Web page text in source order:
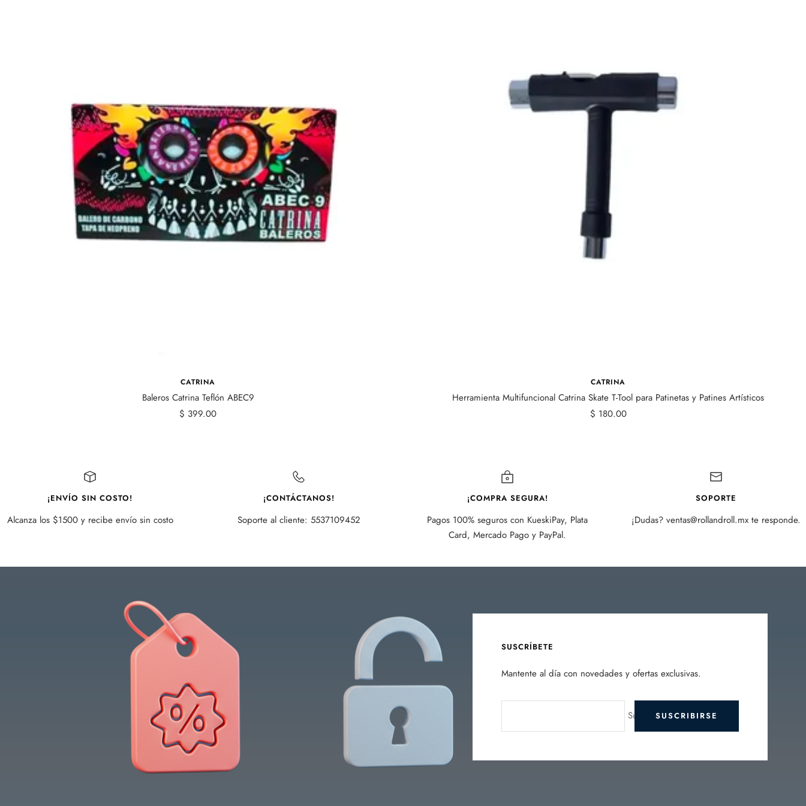
CATRINA
Baleros Catrina Teflón ABEC9
Precio
$ 399.00
CATRINA
Herramienta Multifuncional Catrina Skate T-Tool para Patinetas y Patines Artísticos
Precio
$ 180.00
¡ENVÍO SIN COSTO!
Alcanza los $1500 y recibe envío sin costo
¡CONTÁCTANOS!
Soporte al cliente: 5537109452
¡COMPRA SEGURA!
Pagos 100% seguros con KueskiPay, Plata
Card, Mercado Pago y PayPal.
SOPORTE
¡Dudas? ventas@rollandroll.mx te responde.
SUSCRÍBETE
Mantente al día con novedades y ofertas exclusivas.
Su e-mailSUSCRIBIRSE